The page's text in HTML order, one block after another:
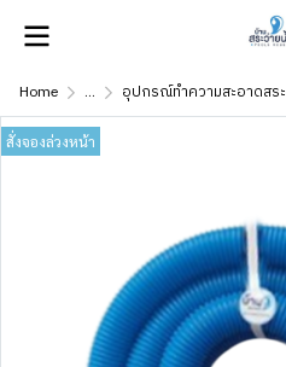
Home ... อุปกรณ์ทำความสะอาดสระ
สั่งจองล่วงหน้า